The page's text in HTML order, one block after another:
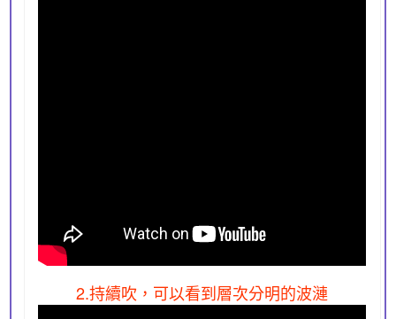
2.持續吹，可以看到層次分明的波漣